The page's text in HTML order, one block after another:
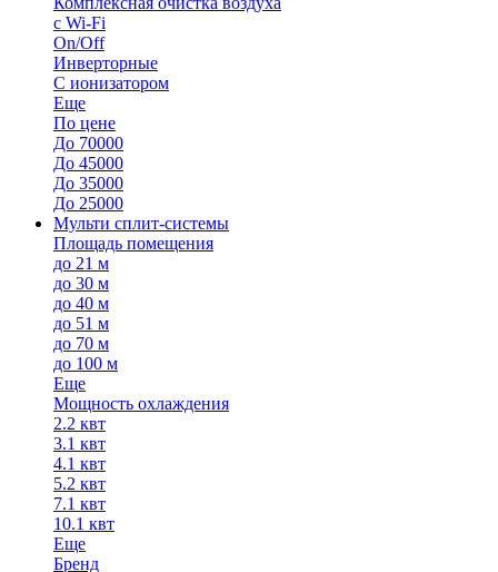
с Wi-Fi
On/Off
Инверторные
С ионизатором
Еще
По цене
До 70000
До 45000
До 35000
До 25000
Мульти сплит-системы
Площадь помещения
до 21 м
до 30 м
до 40 м
до 51 м
до 70 м
до 100 м
Еще
Мощность охлаждения
2.2 квт
3.1 квт
4.1 квт
5.2 квт
7.1 квт
10.1 квт
Еще
Бренд